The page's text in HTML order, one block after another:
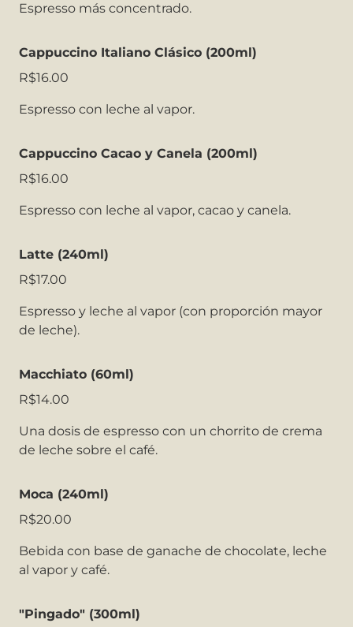
Espresso más concentrado.
Cappuccino Italiano Clásico (200ml)
R$16.00
Espresso con leche al vapor.
Cappuccino Cacao y Canela (200ml)
R$16.00
Espresso con leche al vapor, cacao y canela.
Latte (240ml)
R$17.00
Espresso y leche al vapor (con proporción mayor
de leche).
Macchiato (60ml)
R$14.00
Una dosis de espresso con un chorrito de crema
de leche sobre el café.
Moca (240ml)
R$20.00
Bebida con base de ganache de chocolate, leche
al vapor y café.
"Pingado" (300ml)